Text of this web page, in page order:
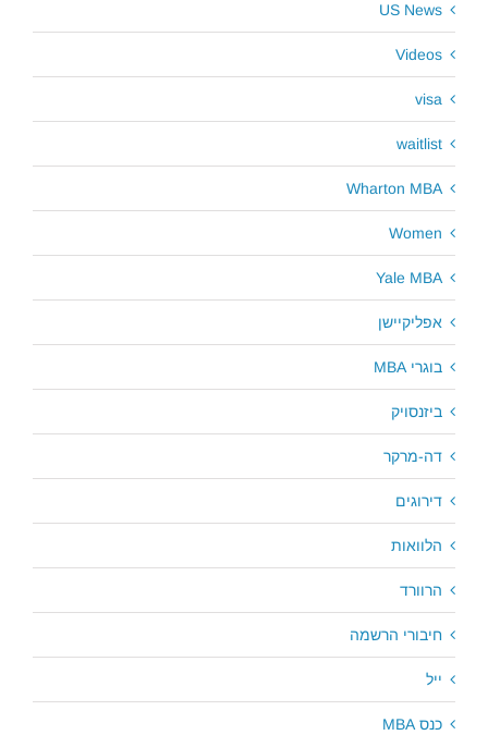
US News
Videos
visa
waitlist
Wharton MBA
Women
Yale MBA
אפליקיישן
בוגרי MBA
ביזנסויק
דה-מרקר
דירוגים
הלוואות
הרוורד
חיבורי הרשמה
ייל
כנס MBA